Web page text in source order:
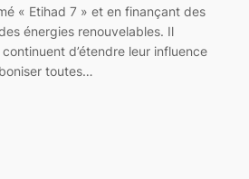
« Etihad 7 » et en finançant des
énergies renouvelables. Il
continuent d’étendre leur influence
toutes…